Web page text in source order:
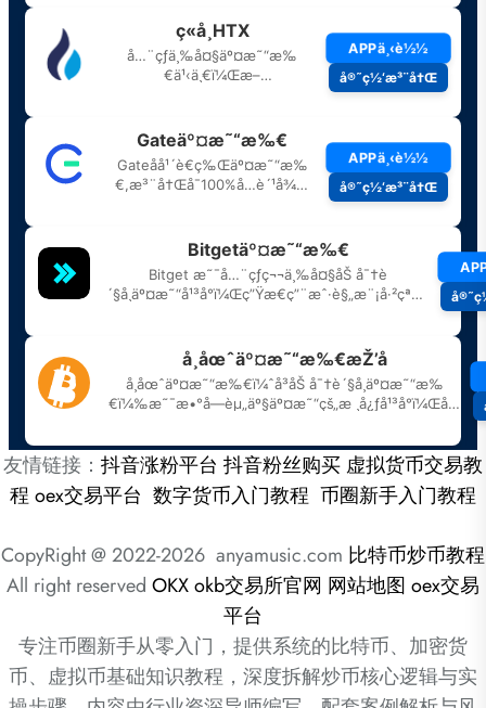
友情链接： 抖音涨粉平台 抖音粉丝购买虚拟货币交易教
程oex交易平台 数字货币入门教程 币圈新手入门教程
CopyRight @ 2022-2026 anyamusic.com 比特币炒币教程
All right reserved OKXokb交易所官网 网站地图 oex交易
平台
专注币圈新手从零入门，提供系统的比特币、加密货
币、虚拟币基础知识教程，深度拆解炒币核心逻辑与实